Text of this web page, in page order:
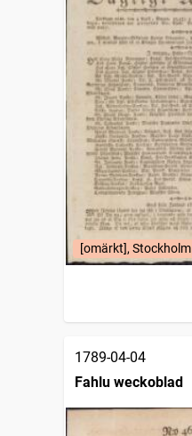
[omärkt], Stockholm
1789-04-04
Fahlu weckoblad